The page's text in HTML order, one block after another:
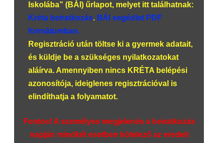
Iskolába” (BÁI) űrlapot, melyet itt találhatnak:
Kréta beiratkozás. BÁI segédlet PDF
formátumban.
Regisztráció után töltse ki a gyermek adatait,
és küldje be a szükséges nyilatkozatokat
aláírva. Amennyiben nincs KRÉTA belépési
azonosítója, ideiglenes regisztrációval is
elindíthatja a folyamatot.
Fontos! A személyes megjelenés a beiratkozás
napján mindkét esetben kötelezőaz eredeti